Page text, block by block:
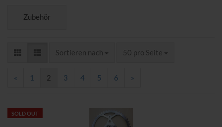
Zubehör
Sortieren nach
Sortieren nach 50 pro Seite
pro Seite
« 1 2 3 4 5 6 »
SOLD OUT